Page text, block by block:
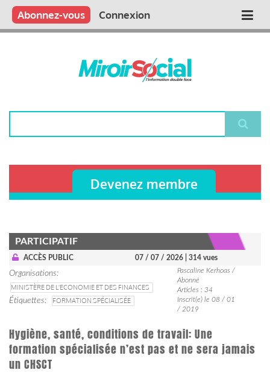
Aller
contenu
Main
Qui sommes nous ?
Vous publiez
Nous publions
Contactez-nous
Abonnez-vous Connexion
Devenez membre
PARTICIPATIF
ACCÈS PUBLIC 07 / 07 / 2026 | 314 vues
Organisations
MINISTÈRE DE L'ECONOMIE ET DES FINANCES
Étiquettes
FORMATION SPÉCIALISÉE
Pascaline Kerhoas /
Abonné
Articles : 34
Inscrit(e) le 08 / 01
/ 2019
Hygiène, santé, conditions de travail: Une
formation spécialisée n’est pas et ne sera jamais
un CHSCT